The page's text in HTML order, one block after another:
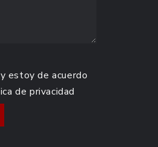
estoy de acuerdo
de privacidad